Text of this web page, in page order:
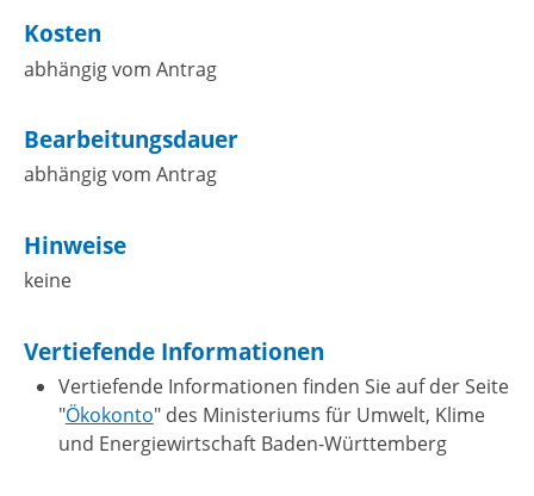
Kosten
abhängig vom Antrag
Bearbeitungsdauer
abhängig vom Antrag
Hinweise
keine
Vertiefende Informationen
Vertiefende Informationen finden Sie auf der Seite
"Ökokonto" des Ministeriums für Umwelt, Klime
und Energiewirtschaft Baden-Württemberg